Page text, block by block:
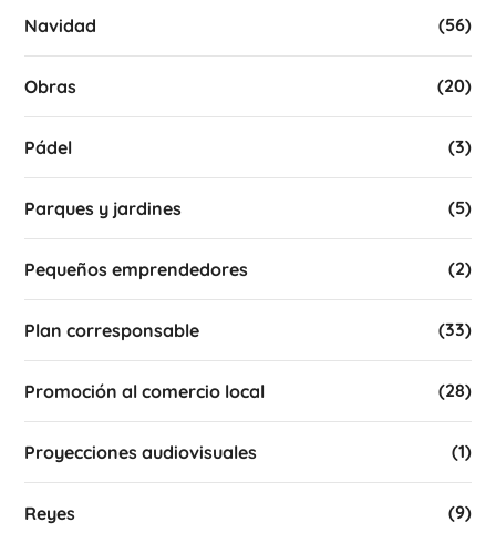
Navidad (56)
Obras (20)
Pádel (3)
Parques y jardines (5)
Pequeños emprendedores (2)
Plan corresponsable (33)
Promoción al comercio local (28)
Proyecciones audiovisuales (1)
Reyes (9)